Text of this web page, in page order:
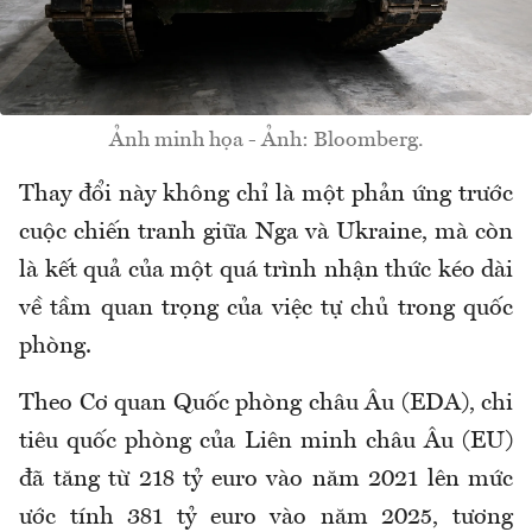
Ảnh minh họa - Ảnh: Bloomberg.
Thay đổi này không chỉ là một phản ứng trước
cuộc chiến tranh giữa Nga và Ukraine, mà còn
là kết quả của một quá trình nhận thức kéo dài
về tầm quan trọng của việc tự chủ trong quốc
phòng.
Theo Cơ quan Quốc phòng châu Âu (EDA), chi
tiêu quốc phòng của Liên minh châu Âu (EU)
đã tăng từ 218 tỷ euro vào năm 2021 lên mức
ước tính 381 tỷ euro vào năm 2025, tương